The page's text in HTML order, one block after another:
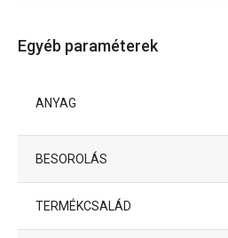
Egyéb paraméterek
ANYAG
BESOROLÁS
TERMÉKCSALÁD